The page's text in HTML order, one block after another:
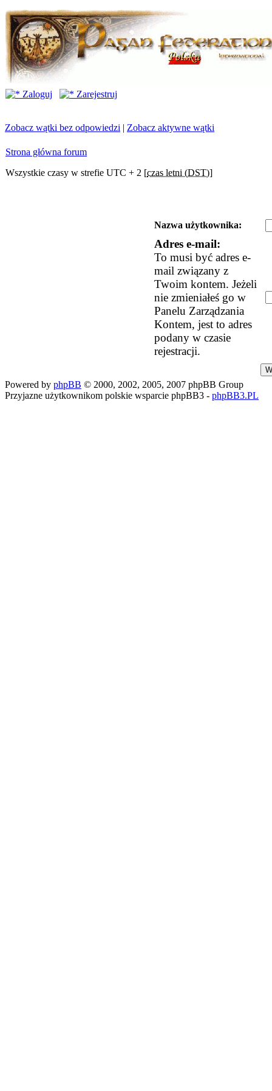
Zaloguj Zarejestruj
Zobacz wątki bez odpowiedzi | Zobacz aktywne wątki
Strona główna forum
Wszystkie czasy w strefie UTC + 2 [czas letni (DST)]
Nazwa użytkownika:
Adres e-mail:
To musi być adres e-
mail związany z
Twoim kontem. Jeżeli
nie zmieniałeś go w
Panelu Zarządzania
Kontem, jest to adres
podany w czasie
rejestracji.
Powered by phpBB © 2000, 2002, 2005, 2007 phpBB Group
Przyjazne użytkownikom polskie wsparcie phpBB3 - phpBB3.PL